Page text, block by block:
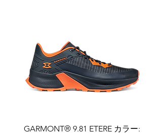
GARMONT® 9.81 ETERE カラー: